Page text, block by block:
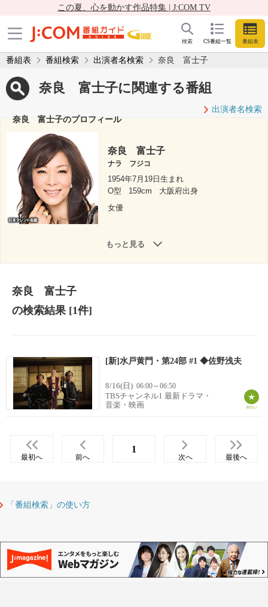
この夏、心を動かす作品特集 | J:COM TV
CS番組一覧 番組表
検索
番組表 番組検索 出演者名検索 奈良 富士子
奈良 富士子に関連する番組
出演者名検索
奈良 富士子のプロフィール
奈良 富士子
ナラ フジコ
1954年7月19日生まれ
O型
159cm
大阪府出身
女優
もっと見る
奈良 富士子
の検索結果[1件]
[新]水戸黄門・第24部 #1 ◆佐野浅夫
8/16(日) 06:00～06:50
TBSチャンネル1 最新ドラマ・
音楽・映画
最初へ 前へ
1
次へ 最後へ
「番組検索」の使い方